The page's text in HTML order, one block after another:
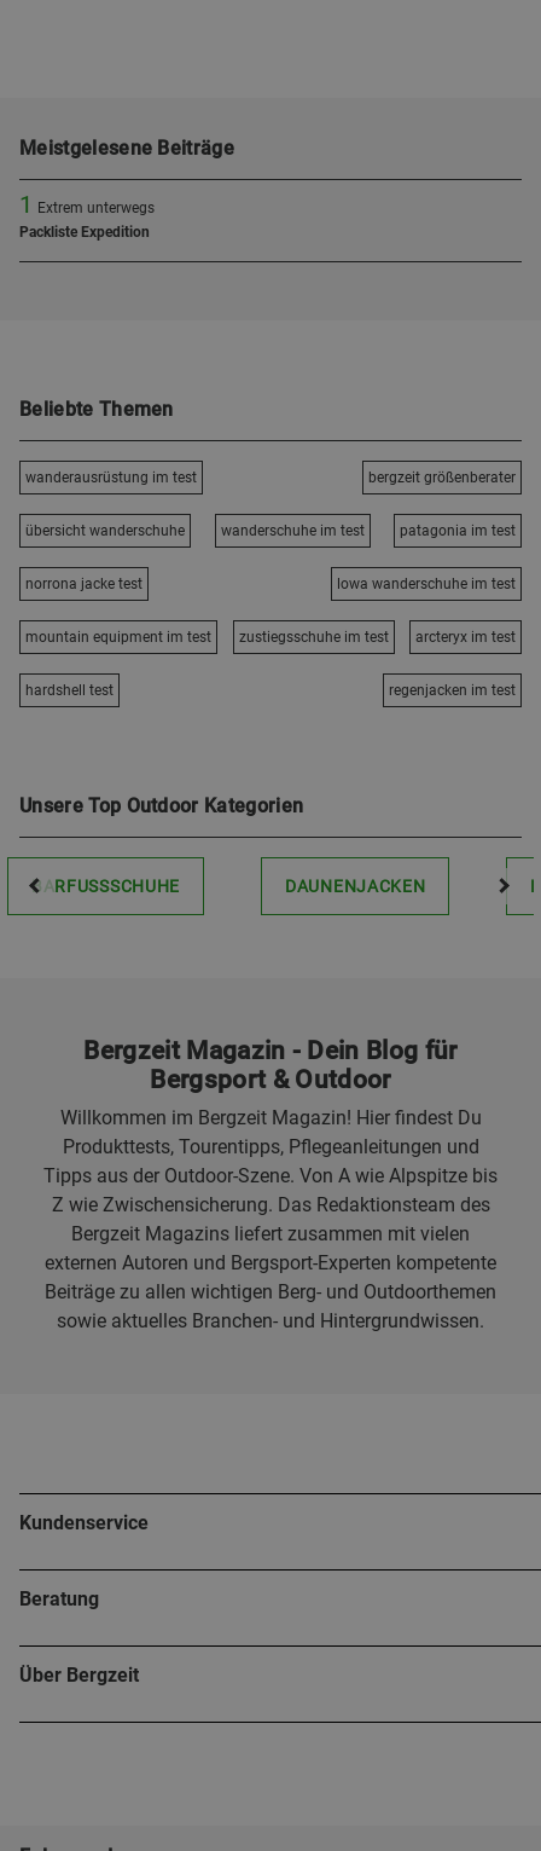
Meistgelesene Beiträge
1
Extrem unterwegs
Packliste Expedition
Beliebte Themen
wanderausrüstung im test bergzeit größenberater
übersicht wanderschuhe wanderschuhe im test patagonia im test
norrona jacke test lowa wanderschuhe im test
mountain equipment im test zustiegsschuhe im test arcteryx im test
hardshell test regenjacken im test
Unsere Top Outdoor Kategorien
BARFUSSSCHUHE DAUNENJACKEN
Bergzeit Magazin - Dein Blog für
Bergsport & Outdoor
Willkommen im Bergzeit Magazin! Hier findest Du
Produkttests, Tourentipps, Pflegeanleitungen und
Tipps aus der Outdoor-Szene. Von A wie Alpspitze bis
Z wie Zwischensicherung. Das Redaktionsteam des
Bergzeit Magazins liefert zusammen mit vielen
externen Autoren und Bergsport-Experten kompetente
Beiträge zu allen wichtigen Berg- und Outdoorthemen
sowie aktuelles Branchen- und Hintergrundwissen.
Kundenservice
Beratung
Über Bergzeit